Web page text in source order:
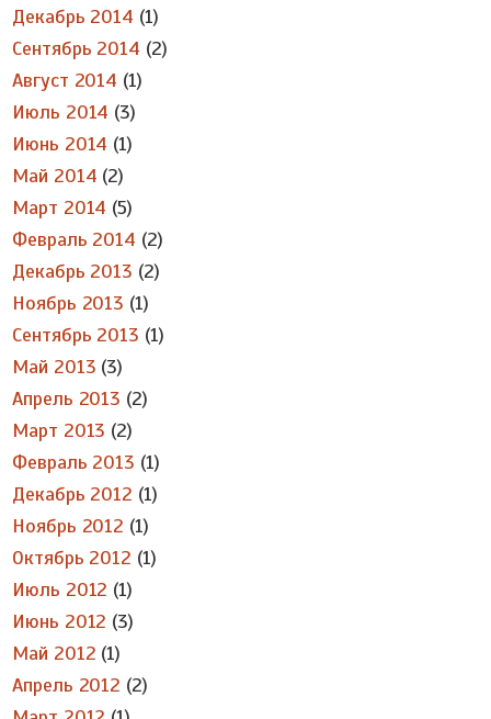
Декабрь 2014 (1)
Сентябрь 2014 (2)
Август 2014 (1)
Июль 2014 (3)
Июнь 2014 (1)
Май 2014 (2)
Март 2014 (5)
Февраль 2014 (2)
Декабрь 2013 (2)
Ноябрь 2013 (1)
Сентябрь 2013 (1)
Май 2013 (3)
Апрель 2013 (2)
Март 2013 (2)
Февраль 2013 (1)
Декабрь 2012 (1)
Ноябрь 2012 (1)
Октябрь 2012 (1)
Июль 2012 (1)
Июнь 2012 (3)
Май 2012 (1)
Апрель 2012 (2)